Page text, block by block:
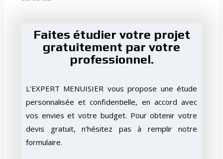
Faites étudier votre projet
gratuitement par votre
professionnel.
L'EXPERT MENUISIER vous propose une étude
personnalisée et confidentielle, en accord avec
vos envies et votre budget. Pour obtenir votre
devis gratuit, n'hésitez pas à remplir notre
formulaire.